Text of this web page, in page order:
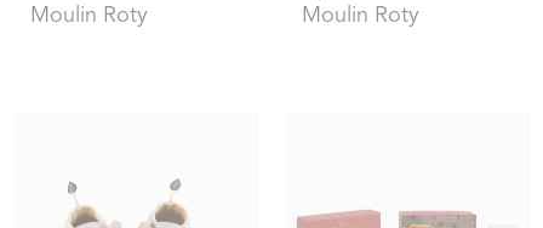
Moulin Roty
Moulin Roty